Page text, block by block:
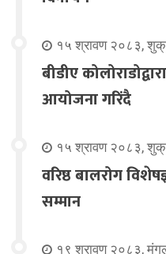
१५ श्रावण २०८३,
बीडीए
आयोजना गरिंदै
१५ श्रावण २०८३,
वरिष्ठ बालरोग
सम्मान
१९ श्रावण २०८३,